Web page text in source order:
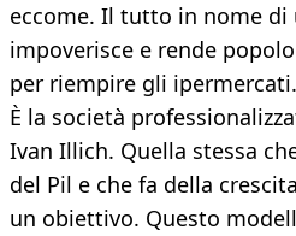
eccome. Il tutto in nome di
impoverisce e rende
per riempire gli ipermercati.
È la società
Ivan Illich. Quella stessa
del Pil e che fa della
un obiettivo. Questo